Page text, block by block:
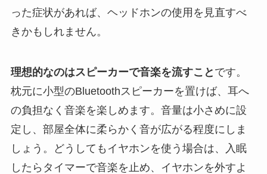
った症状があれば、ヘッドホンの使用を見直すべ
きかもしれません。
理想的なのはスピーカーで音楽を流すこと です。
枕元に小型のBluetoothスピーカーを置けば、耳へ
の負担なく音楽を楽しめます。音量は小さめに設
定し、部屋全体に柔らかく音が広がる程度にしま
しょう。どうしてもイヤホンを使う場合は、入眠
したらタイマーで音楽を止め、イヤホンを外すよ